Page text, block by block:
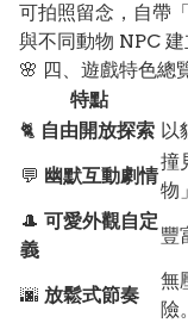
可拍照留念，自帶
與不同動物 NPC 建
🌸 四、遊戲特色總
特點
🐈 自由開放探索 以
💬 幽默互動劇情
撞
物
🎩 可愛外觀自定
義
豐
🌆 放鬆式節奏
無
險。